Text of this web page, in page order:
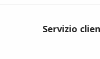
Servizio